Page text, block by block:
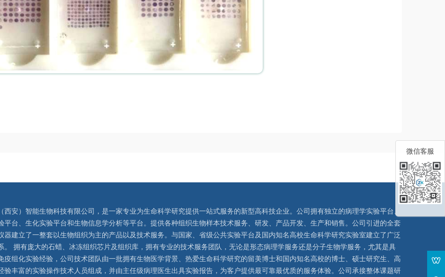
西安）智能生物科技有限公司，是一家专业为生命科学研究提供一站式服务的新型高科技企业。公司拥有独立的病理学实验平台、
平台、生化实验平台和生物信息学分析等平台。提供各种组织生物样本技术服务、研发、产品开发、生产和销售。公司引进的全套
器建立了一整套以生物组织为主的产品以及技术服务。与国家、省级公共实验平台及国内知名高校生命科学研究实验室建立了广泛
。 拥有庞大的石蜡、冰冻组织芯片及组织库，拥有专业的技术服务团队，无论是形态病理学服务还是分子生物学服务，尤其是具
疫组化实验经验，公司技术团队由一批拥有生物医学背景、热爱生命科学研究的留美博士和国内知名高校的博士、硕士研究生、高
验丰富的实验操作技术人员组成，并由主任级病理医生出具实验报告，为客户提供最可靠最优质的服务体验。公司承接整体课题研
微信客服